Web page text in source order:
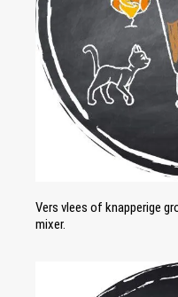
Vers vlees of knapperige
mixer.